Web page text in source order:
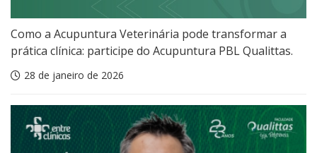
Como a Acupuntura Veterinária pode transformar a
prática clínica: participe do Acupuntura PBL Qualittas.
28 de janeiro de 2026